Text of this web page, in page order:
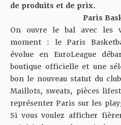
de produits et de prix.
Paris
On ouvre le bal avec les
moment : le Paris
évolue en EuroLeague
boutique officielle et une
bon le nouveau statut du
Maillots, sweats, pièces
représenter Paris sur les
Si vous voulez afficher